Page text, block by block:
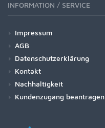
INFORMATION / SERVICE
Impressum
AGB
Datenschutzerklärung
Kontakt
Nachhaltigkeit
Kundenzugang beantragen